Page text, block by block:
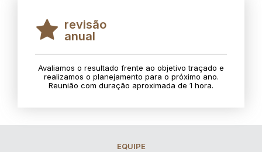
revisão
anual
Avaliamos o resultado frente ao objetivo traçado e
realizamos o planejamento para o próximo ano.
Reunião com duração aproximada de 1 hora.
EQUIPE